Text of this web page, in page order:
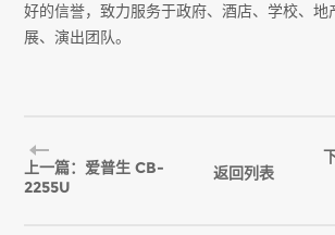
好的信誉，致力服务于政府、酒店、学校、地
展、演出团队。
上一篇：爱普生 CB-
2255U
返回列表